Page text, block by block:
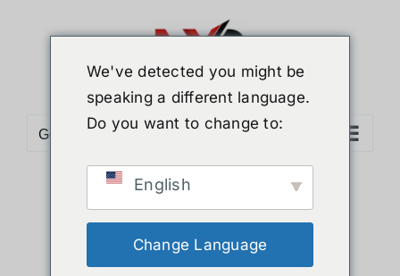
Go to...
Sort byDefault Order
36 Products
We've detected you might be
speaking a different language.
Do you want to change to:
English
Change Language